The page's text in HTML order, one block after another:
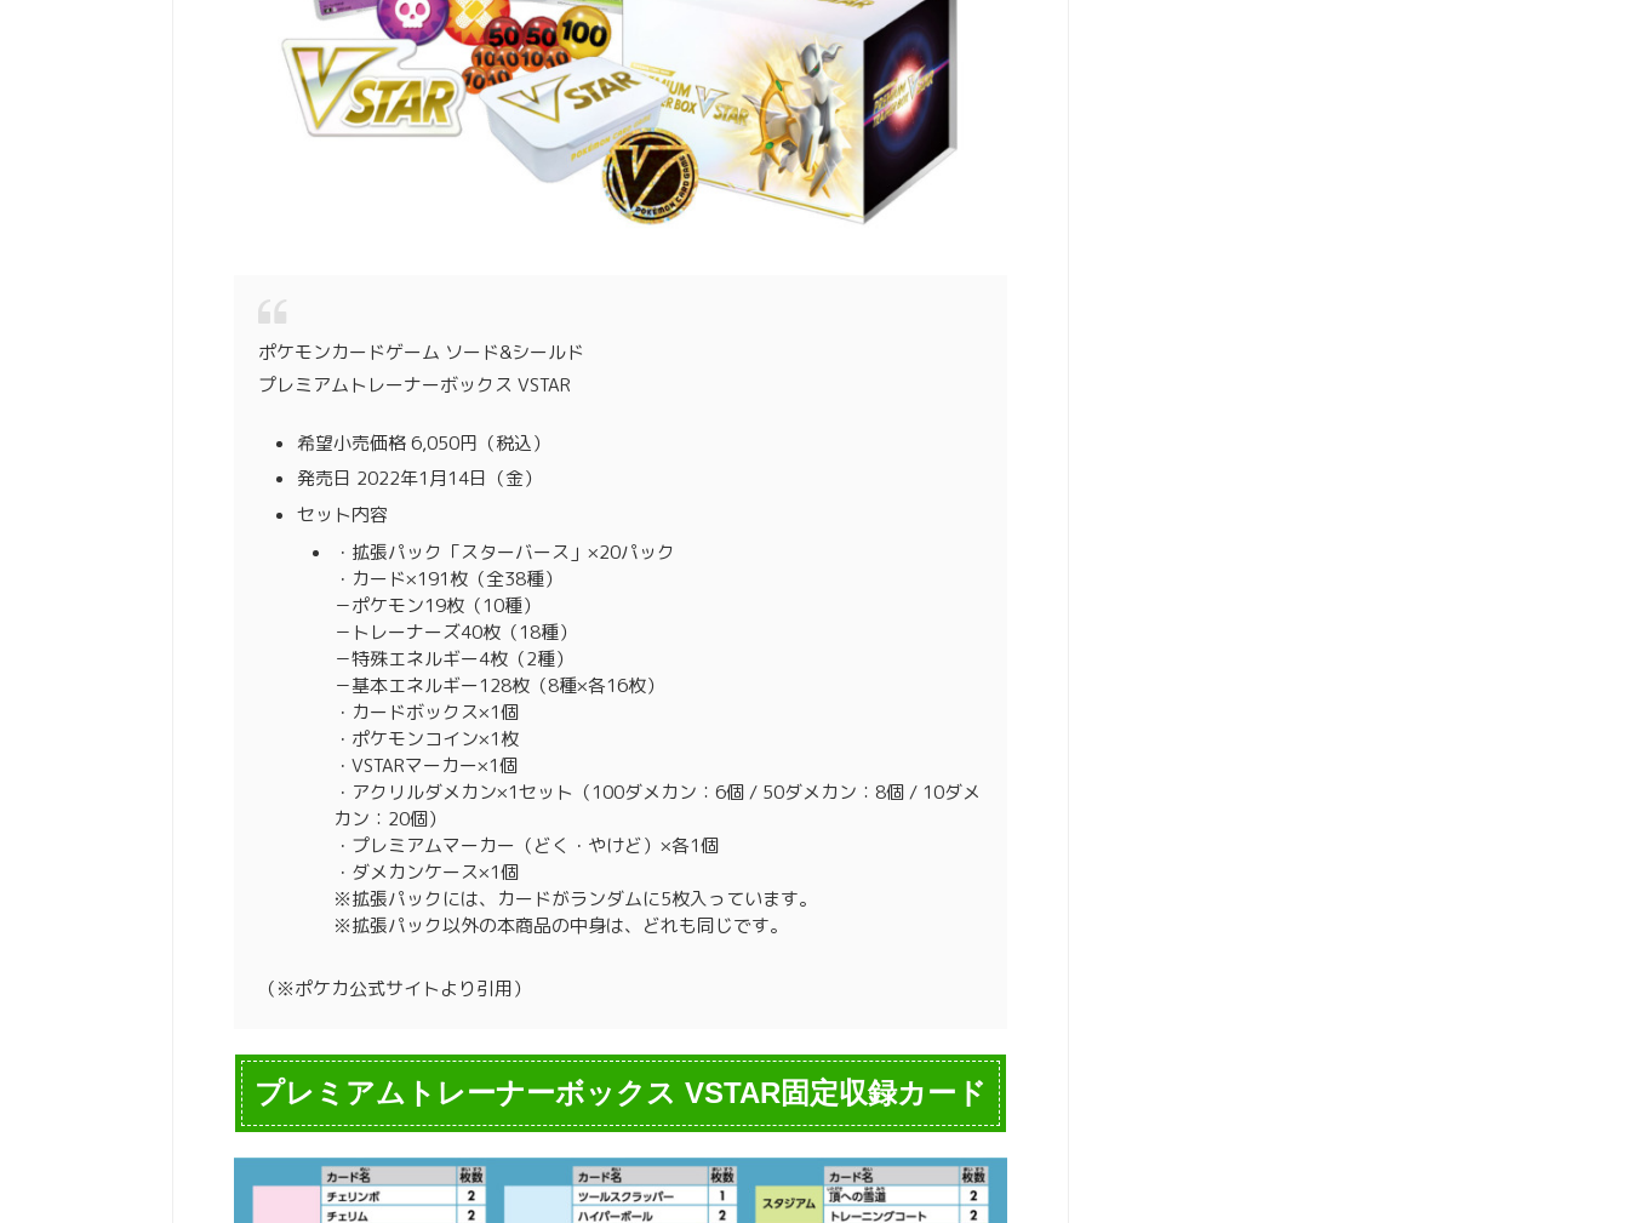
ポケモンカードゲーム ソード&シールド
プレミアムトレーナーボックス VSTAR
希望小売価格6,050円（税込）
発売日 2022年1月14日（金）
セット内容
・拡張パック「スターバース」×20パック
・カード×191枚（全38種）
－ポケモン19枚（10種）
－トレーナーズ40枚（18種）
－特殊エネルギー4枚（2種）
－基本エネルギー128枚（8種×各16枚）
・カードボックス×1個
・ポケモンコイン×1枚
・VSTARマーカー×1個
・アクリルダメカン×1セット（100ダメカン：6個 / 50ダメカン：8個 / 10ダメ
カン：20個）
・プレミアムマーカー（どく・やけど）×各1個
・ダメカンケース×1個
※拡張パックには、カードがランダムに5枚入っています。
※拡張パック以外の本商品の中身は、どれも同じです。
（※ポケカ公式サイトより引用）
プレミアムトレーナーボックス VSTAR固定収録カード